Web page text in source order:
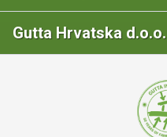
Gutta Hrvatska d.o.o.